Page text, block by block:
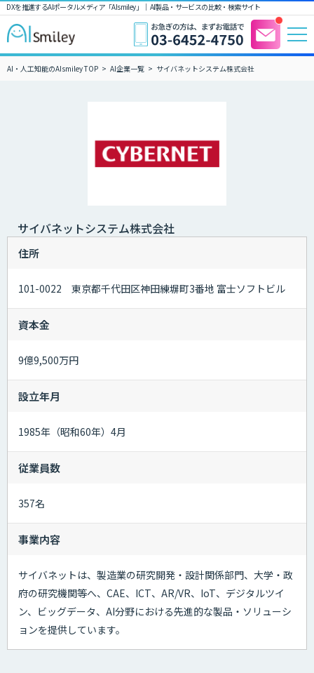
DXを推進するAIポータルメディア「AIsmiley」｜ AI製品・サービスの比較・検索サイト
AI・人工知能のAIsmiley TOP AI企業一覧 サイバネットシステム株式会社
サイバネットシステム株式会社
住所
101-0022 東京都千代田区神田練塀町3番地 富士ソフトビル
資本金
9億9,500万円
設立年月
1985年（昭和60年）4月
従業員数
357名
事業内容
サイバネットは、製造業の研究開発・設計関係部門、大学・政
府の研究機関等へ、CAE、ICT、AR/VR、IoT、デジタルツイ
ン、ビッグデータ、AI分野における先進的な製品・ソリューシ
ョンを提供しています。